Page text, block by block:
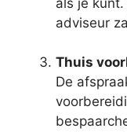
adviseur
Thuis
De